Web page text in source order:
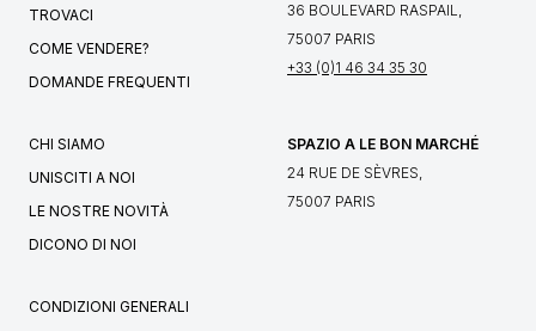
TROVACI
COME VENDERE?
DOMANDE FREQUENTI
36 BOULEVARD RASPAIL,
75007 PARIS
+33 (0)1 46 34 35 30
CHI SIAMO
UNISCITI A NOI
LE NOSTRE NOVITÀ
DICONO DI NOI
SPAZIO A LE BON MARCHÉ
24 RUE DE SÈVRES,
75007 PARIS
CONDIZIONI GENERALI